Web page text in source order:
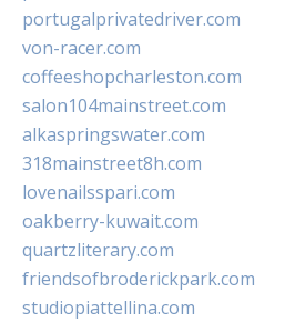
portugalprivatedriver.com
von-racer.com
coffeeshopcharleston.com
salon104mainstreet.com
alkaspringswater.com
318mainstreet8h.com
lovenailsspari.com
oakberry-kuwait.com
quartzliterary.com
friendsofbroderickpark.com
studiopiattellina.com